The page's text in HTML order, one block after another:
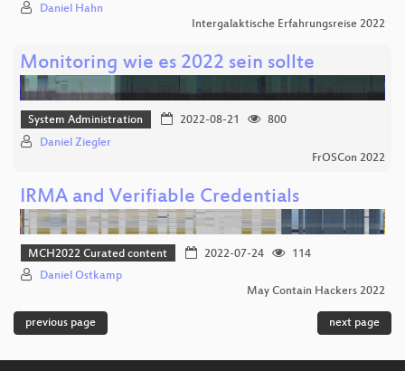
Daniel Hahn
Intergalaktische Erfahrungsreise 2022
Monitoring wie es 2022 sein sollte
System Administration 2022-08-21
800
Daniel Ziegler
FrOSCon 2022
IRMA and Verifiable Credentials
MCH2022 Curated content 2022-07-24
114
Daniel Ostkamp
May Contain Hackers 2022
previous page next page